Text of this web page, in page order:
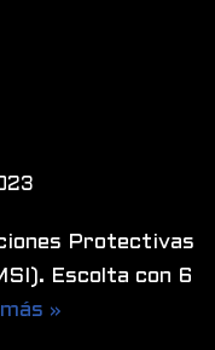
Protectivas
Escolta con 6
»